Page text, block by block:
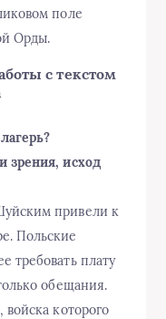
поле
Орды.
с текстом
зрения, исход
привели к
Польские
требовать плату
обещания.
которого